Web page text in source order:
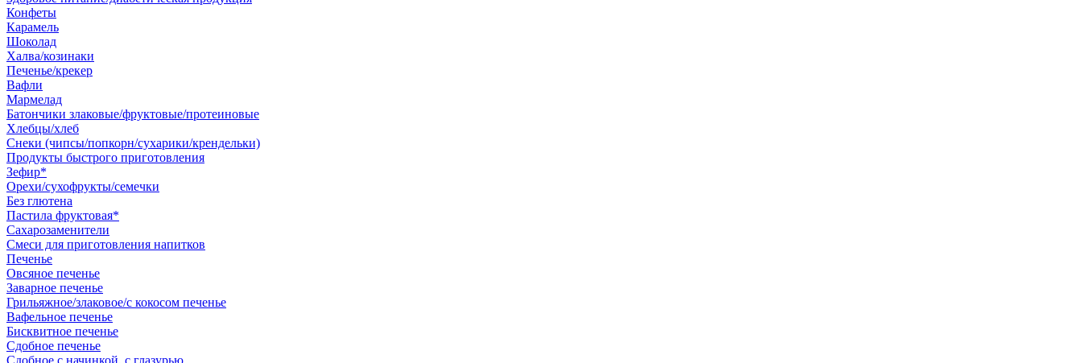
Конфеты
Карамель
Шоколад
Халва/козинаки
Печенье/крекер
Вафли
Мармелад
Батончики злаковые/фруктовые/протеиновые
Хлебцы/хлеб
Снеки (чипсы/попкорн/сухарики/крендельки)
Продукты быстрого приготовления
Зефир*
Орехи/сухофрукты/семечки
Без глютена
Пастила фруктовая*
Сахарозаменители
Смеси для приготовления напитков
Печенье
Овсяное печенье
Заварное печенье
Грильяжное/злаковое/с кокосом печенье
Вафельное печенье
Бисквитное печенье
Сдобное печенье
Сдобное с начинкой, с глазурью